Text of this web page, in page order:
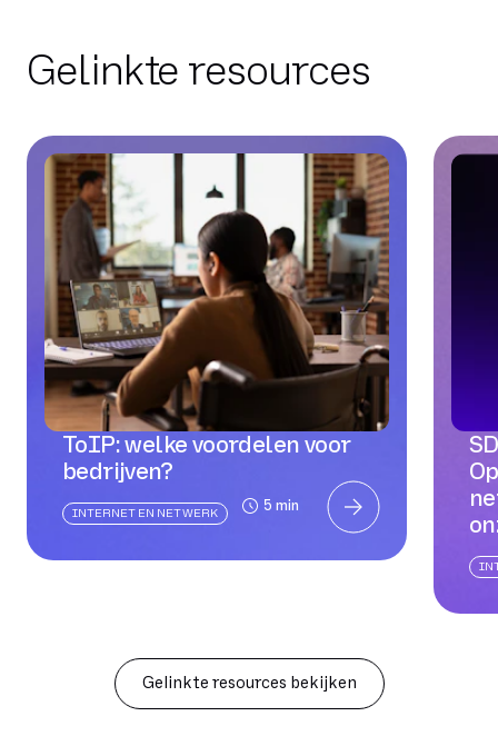
Gelinkte resources
ToIP: welke voordelen voor
bedrijven?
INTERNET EN NETWERK 5 min
Gelinkte resources bekijken